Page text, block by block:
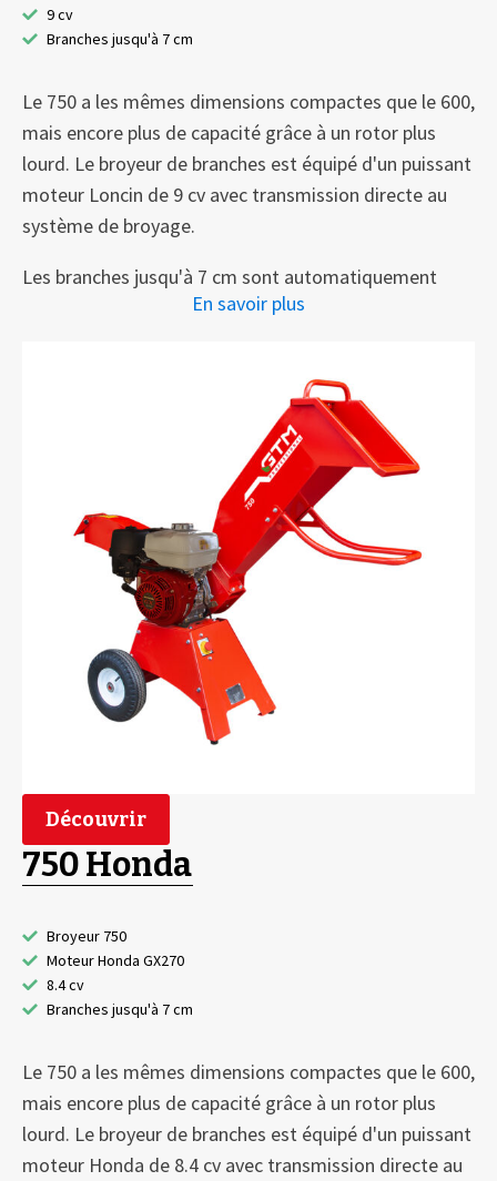
9 cv
Branches jusqu'à 7 cm
Le 750 a les mêmes dimensions compactes que le 600,
mais encore plus de capacité grâce à un rotor plus
lourd. Le broyeur de branches est équipé d'un puissant
moteur Loncin de 9 cv avec transmission directe au
système de broyage.
Les branches jusqu'à 7 cm sont automatiquement
tirées à l'intérieur et aisément broyées donnant des
allées de jardin. Il est également possible d'introduire
simultanément des feuilles et d'autres matériaux
mous dans la machine, ce qui donne aux déchets de
jardin une nouvelle utilité en tant que paillis ou
compost.
Avec une hauteur d'éjection de 77 cm, une brouette
passe facilement en dessous pour récupérer les
copeaux. Le déflecteur est réglable jusqu'à 60° pour
déterminer la hauteur des projection. Le 750 est
parfaitement équilibrée et repose sur un châssis
robuste avec deux pneus. Grâce aux doubles supports
arrêt d'urgence est monté sur le châssis qui arrête
immédiatement le moteur en cas d'urgence.
Le 750 dispose également d'une position de repli où
prendre encore moins de place au stockage. En outre,
la position repliée facilite l'entretien de la machine, par
exemple lors du changement des lames.
En savoir plus
Découvrir
750 Honda
Broyeur 750
Moteur Honda GX270
8.4 cv
Branches jusqu'à 7 cm
Le 750 a les mêmes dimensions compactes que le 600,
mais encore plus de capacité grâce à un rotor plus
lourd. Le broyeur de branches est équipé d'un puissant
moteur Honda de 8.4 cv avec transmission directe au